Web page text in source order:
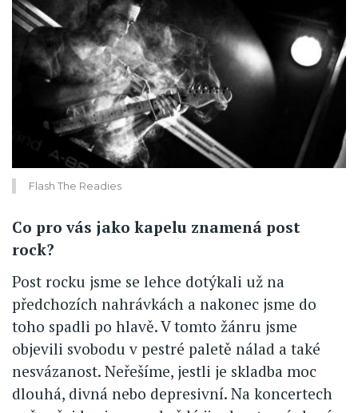
Flash The Readies
Co pro vás jako kapelu znamená post
rock?
Post rocku jsme se lehce dotýkali už na
předchozích nahrávkách a nakonec jsme do
toho spadli po hlavě. V tomto žánru jsme
objevili svobodu v pestré paletě nálad a také
nesvázanost. Neřešíme, jestli je skladba moc
dlouhá, divná nebo depresivní. Na koncertech